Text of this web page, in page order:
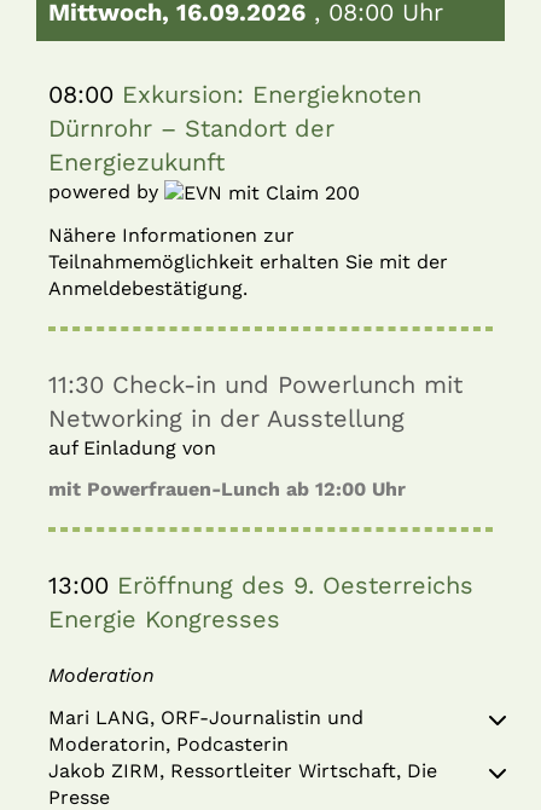
Mittwoch, 16.09.2026 , 08:00 Uhr
08:00 Exkursion: Energieknoten
Dürnrohr – Standort der
Energiezukunft
powered by
Nähere Informationen zur
Teilnahmemöglichkeit erhalten Sie mit der
Anmeldebestätigung.
11:30 Check-in und Powerlunch mit
Networking in der Ausstellung
auf Einladung von
mit Powerfrauen-Lunch ab 12:00 Uhr
13:00 Eröffnung des 9. Oesterreichs
Energie Kongresses
Moderation
Mari LANG, ORF-Journalistin und
Moderatorin, Podcasterin
Jakob ZIRM, Ressortleiter Wirtschaft, Die
Presse